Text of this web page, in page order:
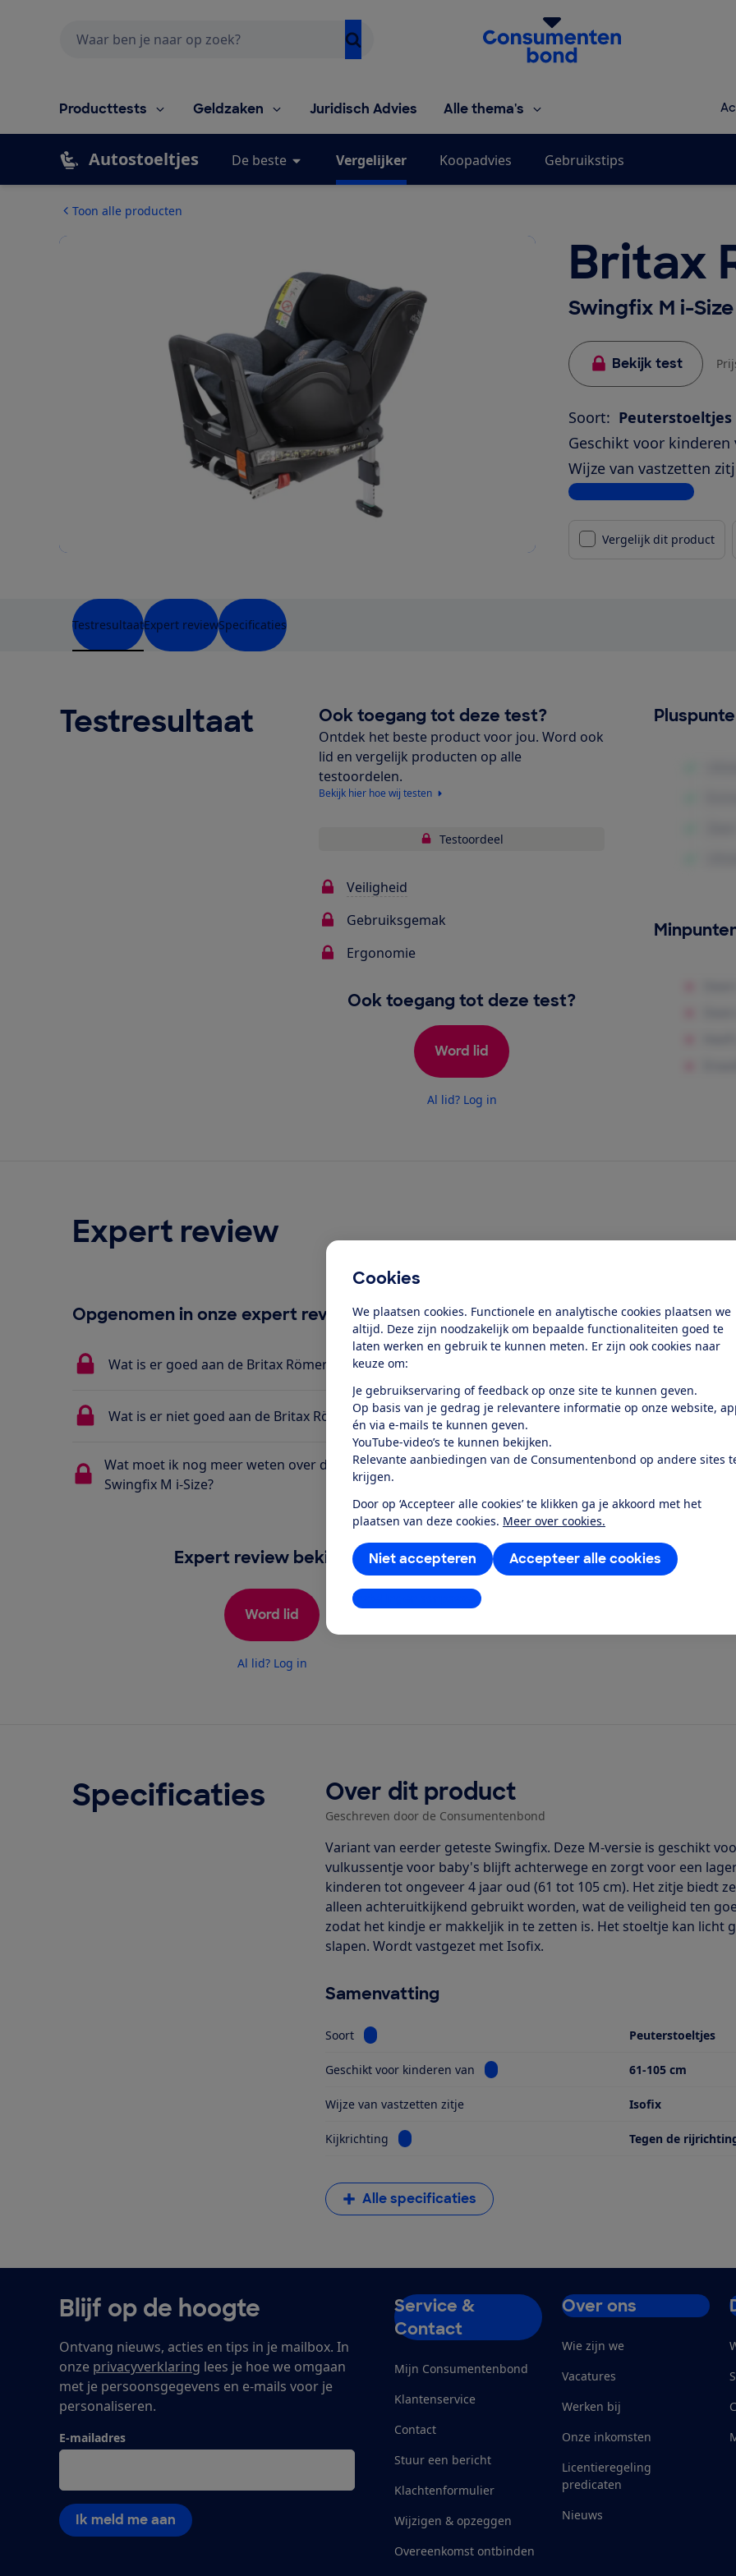
Cookies
We plaatsen cookies. Functionele en analytische cookies plaatsen we
altijd. Deze zijn noodzakelijk om bepaalde functionaliteiten goed te
laten werken en gebruik te kunnen meten. Er zijn ook cookies naar
keuze om:
Je gebruikservaring of feedback op onze site te kunnen geven.
Op basis van je gedrag je relevantere informatie op onze website,
én via e-mails te kunnen geven.
YouTube-video’s te kunnen bekijken.
Relevante aanbiedingen van de Consumentenbond op andere sites
krijgen.
Door op ‘Accepteer alle cookies’ te klikken ga je akkoord met het
plaatsen van deze cookies. Meer over cookies.
Accepteer alle cookies
Niet accepteren
Instellingen aanpassen
Homepage van de Consumentenbond
Producttests Geldzaken Juridisch Advies Alle thema's
Autostoeltjes De beste Vergelijker Koopadvies Gebruikstips
Toon alle producten
Britax
Swingfix M i-Size
Bekijk test
Soort: Peuterstoeltjes
Geschikt voor kinderen
Wijze van vastzetten
Bekijk alle specificaties
Vergelijk dit product
TestresultaatExpert reviewSpecificaties
Testresultaat Ook toegang tot deze test?
Ontdek het beste product voor jou. Word ook
lid en vergelijk producten op alle
testoordelen.
Bekijk hier hoe wij testen
Testoordeel
Veiligheid
Gebruiksgemak
Ergonomie
Ook toegang tot deze test?
Word lid
Al lid? Log in
Expert review
Opgenomen in onze expert review
Wat is er goed aan de Britax Römer Swingfix M i-Size?
Wat is er niet goed aan de Britax Römer Swingfix M i-Size?
Wat moet ik nog meer weten over de Britax Römer
Swingfix M i-Size?
Expert review bekijken?
Word lid
Al lid? Log in
Specificaties Over dit product
Geschreven door de Consumentenbond
Variant van eerder geteste Swingfix. Deze M-versie is geschikt
vulkussentje voor baby's blijft achterwege en zorgt voor een
kinderen tot ongeveer 4 jaar oud (61 tot 105 cm). Het zitje biedt
alleen achteruitkijkend gebruikt worden, wat de veiligheid ten
zodat het kindje er makkeljik in te zetten is. Het stoeltje kan licht
slapen. Wordt vastgezet met Isofix.
Samenvatting
Soort Bekijk informatie voor Soort Peuterstoeltjes
Geschikt voor kinderen van Bekijk informatie voor Geschikt voor
61-105 cm
Wijze van vastzetten zitje Isofix
Kijkrichting Bekijk informatie voor Kijkrichting Tegen de
Alle specificaties
Blijf op de hoogte
Ontvang nieuws, acties en tips in je mailbox. In
onze privacyverklaring lees je hoe we omgaan
met je persoonsgegevens en e-mails voor je
personaliseren.
E-mailadres
Ik meld me aan
Service &
Contact
Mijn Consumentenbond
Klantenservice
Contact
Stuur een bericht
Klachtenformulier
Wijzigen & opzeggen
Overeenkomst ontbinden
Over ons
Wie zijn we
Vacatures
Werken bij
Onze inkomsten
Licentieregeling
predicaten
Nieuws